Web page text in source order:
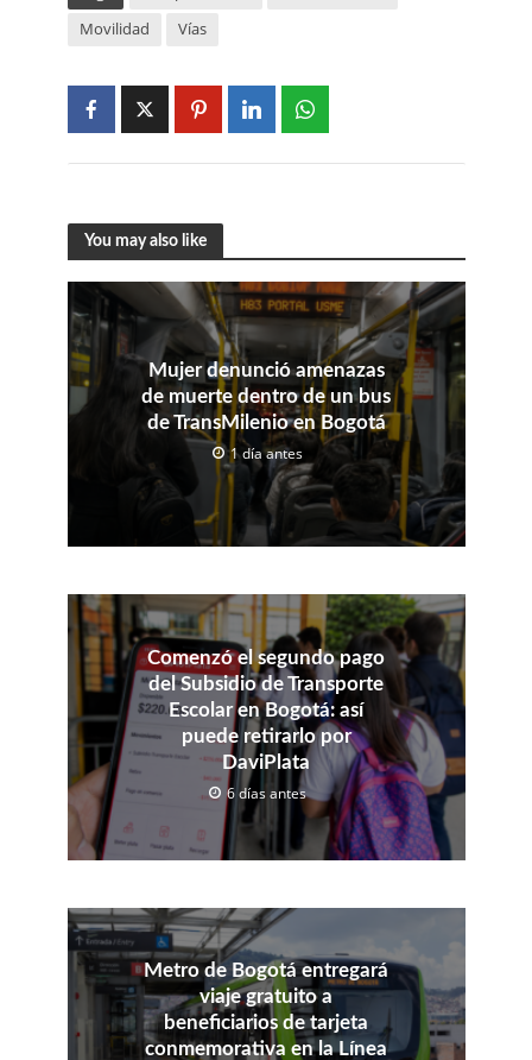
Movilidad
Vías
You may also like
Mujer denunció amenazas
de muerte dentro de un bus
de TransMilenio en Bogotá
1 día antes
Comenzó el segundo pago
del Subsidio de Transporte
Escolar en Bogotá: así
puede retirarlo por
DaviPlata
6 días antes
Metro de Bogotá entregará
viaje gratuito a
beneficiarios de tarjeta
conmemorativa en la Línea